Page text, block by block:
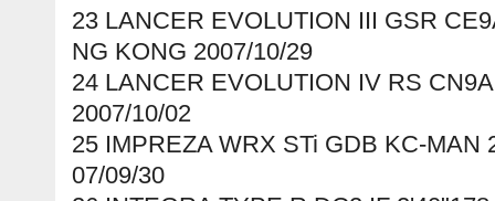
23 LANCER EVOLUTION III GSR
NG KONG 2007/10/29
24 LANCER EVOLUTION IV RS
2007/10/02
25 IMPREZA WRX STi GDB KC-MAN
07/09/30